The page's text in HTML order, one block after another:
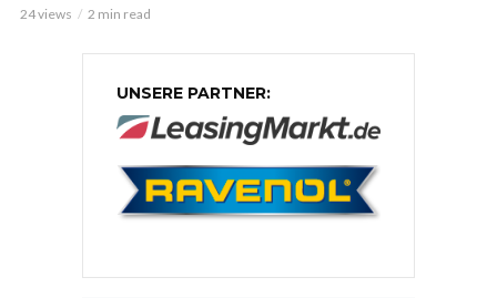
24 views 2 min read
UNSERE PARTNER: